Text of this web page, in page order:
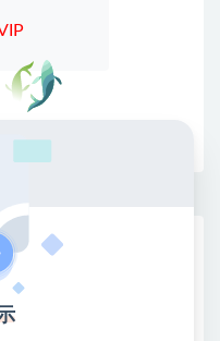
主要面向互联网创业